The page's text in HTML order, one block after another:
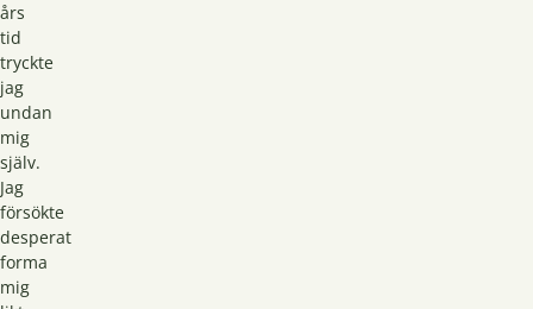
års
tid
tryckte
jag
undan
mig
själv.
Jag
försökte
desperat
forma
mig